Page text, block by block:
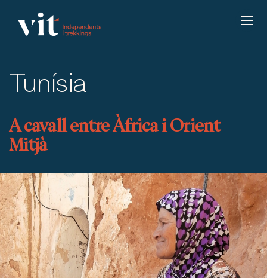
Tunísia
A cavall entre Àfrica i Orient
Mitjà